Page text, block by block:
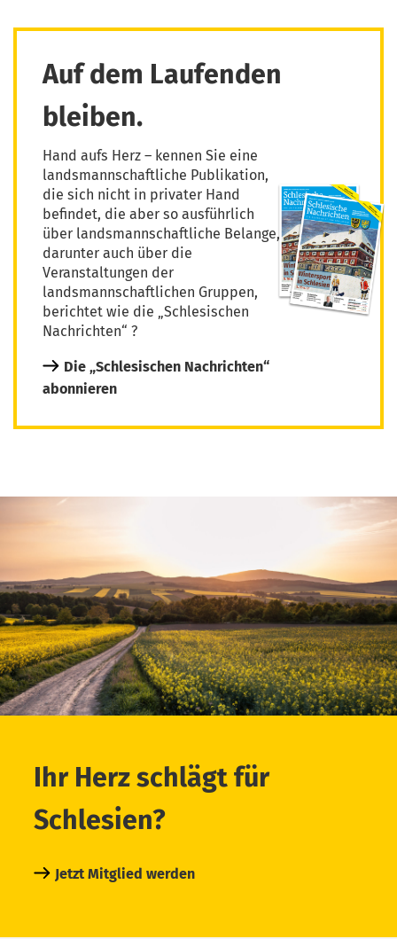
Auf dem Laufenden
bleiben.
Hand aufs Herz – kennen Sie eine
landsmannschaftliche Publikation,
die sich nicht in privater Hand
befindet, die aber so ausführlich
über landsmannschaftliche Belange,
darunter auch über die
Veranstaltungen der
landsmannschaftlichen Gruppen,
berichtet wie die „Schlesischen
Nachrichten“ ?
Die „Schlesischen Nachrichten“
abonnieren
Ihr Herz schlägt für
Schlesien?
Jetzt Mitglied werden